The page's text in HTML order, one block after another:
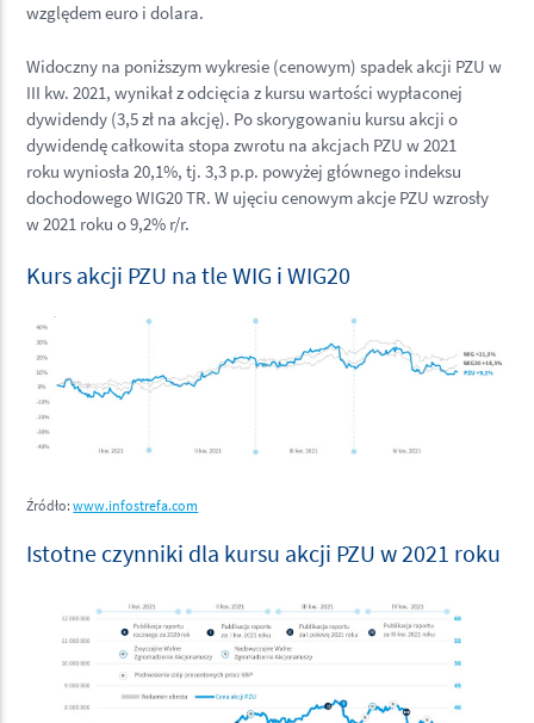
względem euro i dolara.
Widoczny na poniższym wykresie (cenowym) spadek akcji PZU w
III kw. 2021, wynikał z odcięcia z kursu wartości wypłaconej
dywidendy (3,5 zł na akcję). Po skorygowaniu kursu akcji o
dywidendę całkowita stopa zwrotu na akcjach PZU w 2021
roku wyniosła 20,1%, tj. 3,3 p.p. powyżej głównego indeksu
dochodowego WIG20 TR. W ujęciu cenowym akcje PZU wzrosły
w 2021 roku o 9,2% r/r.
Kurs akcji PZU na tle WIG i WIG20
Źródło:www.infostrefa.com
Istotne czynniki dla kursu akcji PZU w 2021 roku